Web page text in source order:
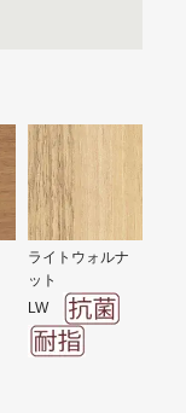
ライトウォルナ
ット
LW